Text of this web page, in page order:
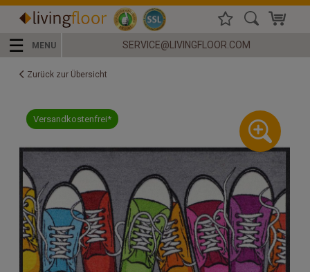
☰ MENU SERVICE@LIVINGFLOOR.COM
Zurück zur Übersicht
Versandkostenfrei*